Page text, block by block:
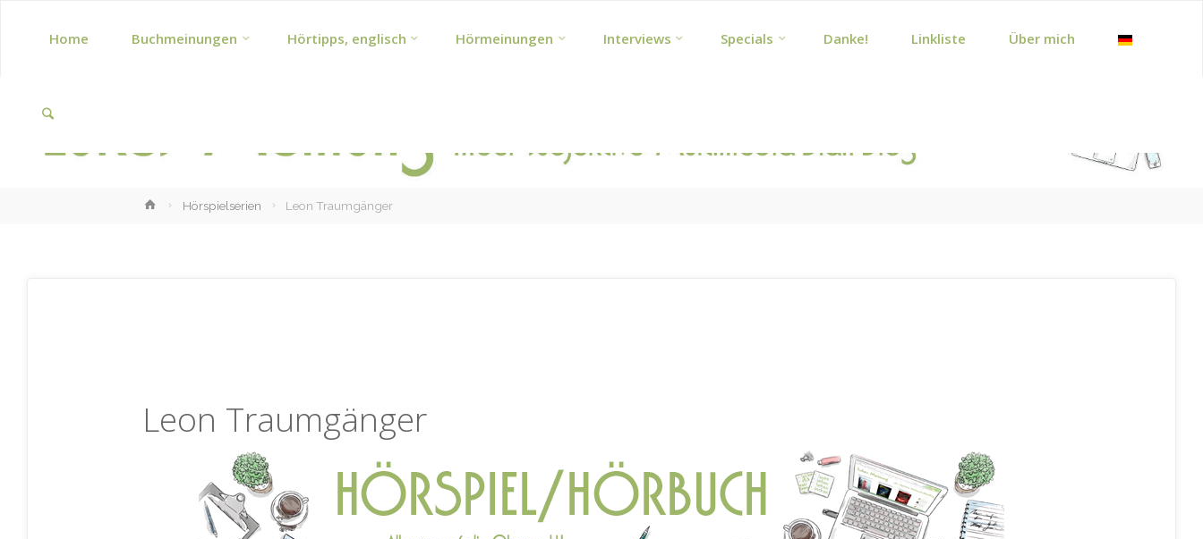
content
Home Buchmeinungen Hörtipps, englisch Hörmeinungen Interviews Specials Danke! Linkliste Über mich
HomeHörspielserien Leon Traumgänger
Leon Traumgänger